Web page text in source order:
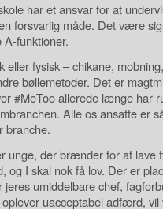
har et ansvar for at
forsvarlig måde. Det være
A-funktioner.
eller fysisk – chikane,
bøllemetoder. Det er
#MeToo allerede længe har
Alle os ansatte er
branche.
unge, der brænder for at lave
og I skal nok få lov. Der er
umiddelbare chef,
uacceptabel adfærd, vil